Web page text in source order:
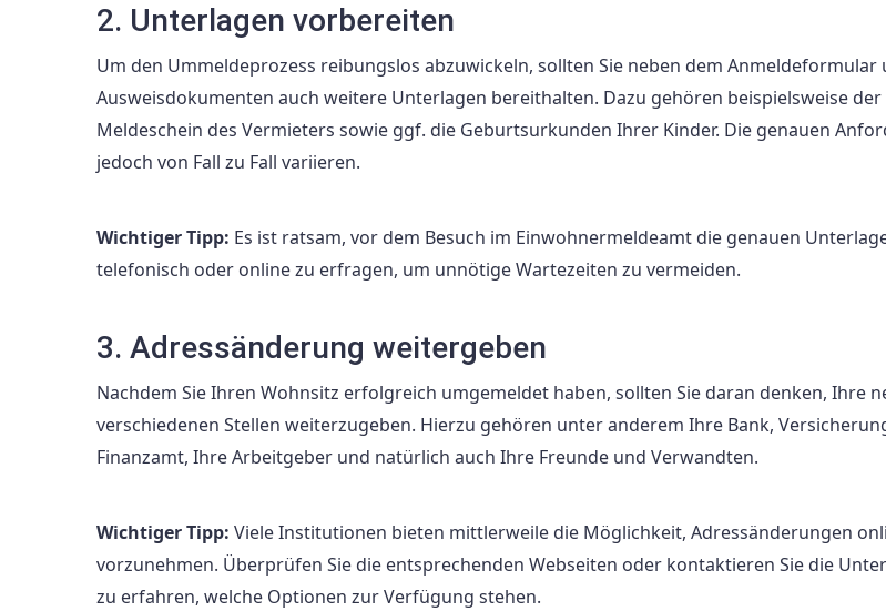
2. Unterlagen vorbereiten
Um den Ummeldeprozess reibungslos abzuwickeln, sollten Sie neben dem Anmeldeformular
Ausweisdokumenten auch weitere Unterlagen bereithalten. Dazu gehören beispielsweise
Meldeschein des Vermieters sowie ggf. die Geburtsurkunden Ihrer Kinder. Die genauen
jedoch von Fall zu Fall variieren.
Wichtiger Tipp: Es ist ratsam, vor dem Besuch im Einwohnermeldeamt die genauen
telefonisch oder online zu erfragen, um unnötige Wartezeiten zu vermeiden.
3. Adressänderung weitergeben
Nachdem Sie Ihren Wohnsitz erfolgreich umgemeldet haben, sollten Sie daran denken, Ihre
verschiedenen Stellen weiterzugeben. Hierzu gehören unter anderem Ihre Bank,
Finanzamt, Ihre Arbeitgeber und natürlich auch Ihre Freunde und Verwandten.
Wichtiger Tipp: Viele Institutionen bieten mittlerweile die Möglichkeit, Adressänderungen
vorzunehmen. Überprüfen Sie die entsprechenden Webseiten oder kontaktieren Sie die
zu erfahren, welche Optionen zur Verfügung stehen.